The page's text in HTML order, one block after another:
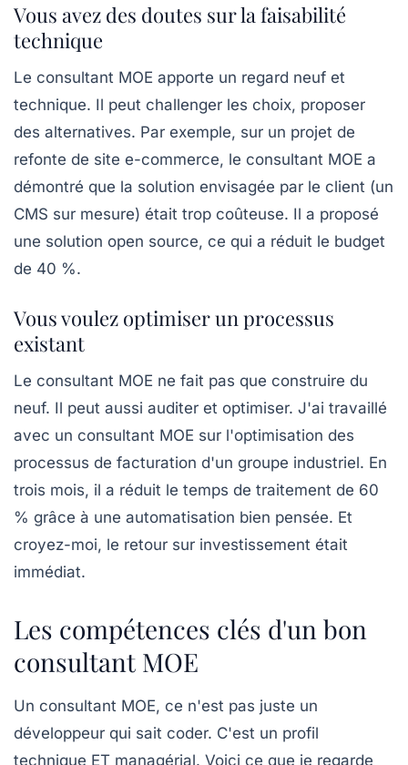
Vous avez des doutes sur la faisabilité
technique
Le consultant MOE apporte un regard neuf et
technique. Il peut challenger les choix, proposer
des alternatives. Par exemple, sur un projet de
refonte de site e-commerce, le consultant MOE a
démontré que la solution envisagée par le client (un
CMS sur mesure) était trop coûteuse. Il a proposé
une solution open source, ce qui a réduit le budget
de 40 %.
Vous voulez optimiser un processus
existant
Le consultant MOE ne fait pas que construire du
neuf. Il peut aussi auditer et optimiser. J'ai travaillé
avec un consultant MOE sur l'optimisation des
processus de facturation d'un groupe industriel. En
trois mois, il a réduit le temps de traitement de 60
% grâce à une automatisation bien pensée. Et
croyez-moi, le retour sur investissement était
immédiat.
Les compétences clés d'un bon
consultant MOE
Un consultant MOE, ce n'est pas juste un
développeur qui sait coder. C'est un profil
technique ET managérial. Voici ce que je regarde